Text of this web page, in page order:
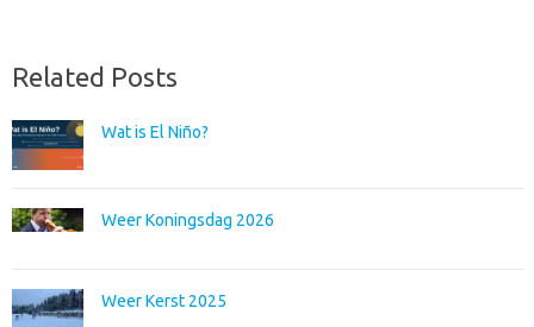
Related Posts
Wat is El Niño?
Weer Koningsdag 2026
Weer Kerst 2025